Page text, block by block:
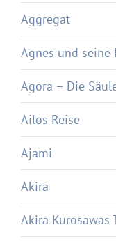
Aggregat
Agnes und seine
Agora – Die
Ailos Reise
Ajami
Akira
Akira Kurosawas